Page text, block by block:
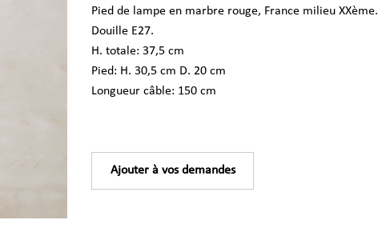
Pied de lampe en marbre rouge, France milieu XXème.
Douille E27.
H. totale: 37,5 cm
Pied: H. 30,5 cm D. 20 cm
Longueur câble: 150 cm
Ajouter à vos demandes